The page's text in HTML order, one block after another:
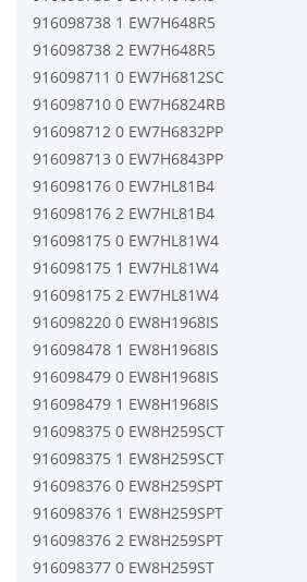
916098738 1 EW7H648R5
916098738 2 EW7H648R5
916098711 0 EW7H6812SC
916098710 0 EW7H6824RB
916098712 0 EW7H6832PP
916098713 0 EW7H6843PP
916098176 0 EW7HL81B4
916098176 2 EW7HL81B4
916098175 0 EW7HL81W4
916098175 1 EW7HL81W4
916098175 2 EW7HL81W4
916098220 0 EW8H1968IS
916098478 1 EW8H1968IS
916098479 0 EW8H1968IS
916098479 1 EW8H1968IS
916098375 0 EW8H259SCT
916098375 1 EW8H259SCT
916098376 0 EW8H259SPT
916098376 1 EW8H259SPT
916098376 2 EW8H259SPT
916098377 0 EW8H259ST